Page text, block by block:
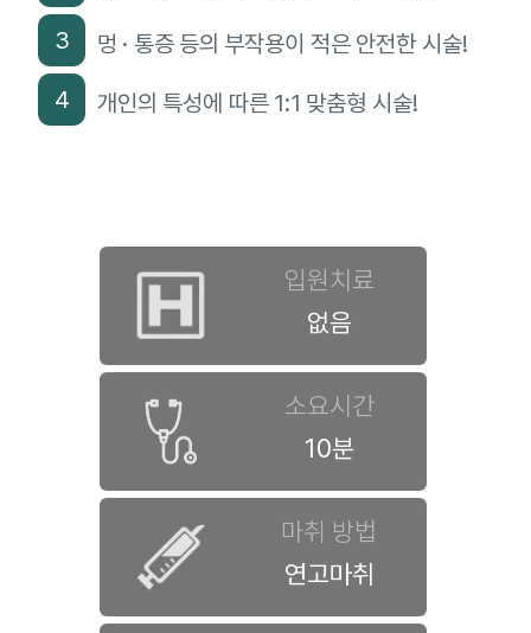
3
멍 · 통증 등의 부작용이 적은 안전한 시술!
4
개인의 특성에 따른 1:1 맞춤형 시술!
입원치료
없음
소요시간
10분
마취 방법
연고마취